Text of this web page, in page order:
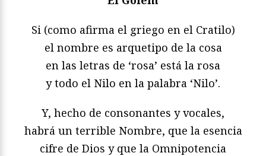
Si (como afirma el griego en el Cratilo)
el nombre es arquetipo de la cosa
en las letras de ‘rosa’ está la rosa
y todo el Nilo en la palabra ‘Nilo’.
Y, hecho de consonantes y vocales,
habrá un terrible Nombre, que la esencia
cifre de Dios y que la Omnipotencia